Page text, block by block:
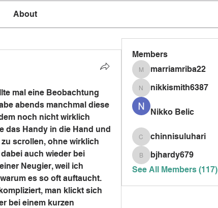
About
mal eine Beobachtung
abends manchmal diese
noch nicht wirklich
das Handy in die Hand und
scrollen, ohne wirklich
auch wieder bei
Neugier, weil ich
es so oft auftaucht.
man klickt sich
bei einem kurzen
Members
marriamriba22
marriamriba22
nikkismith6387
nikkismith6387
Nikko Belic
chinnisuluhari
chinnisuluhari
bjhardy679
bjhardy679
See All Members (117)